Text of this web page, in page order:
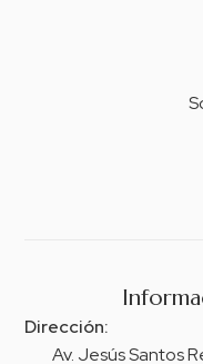
Dirección:
Av. Jesús Santos